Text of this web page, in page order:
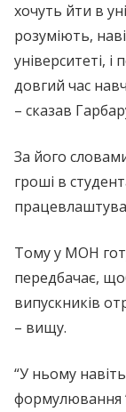
хочуть йти в
розуміють,
університеті,
довгий час
– сказав
За його
гроші в
Тому у МОН
передбачає,
випускників
– вищу.
“У ньому
формулювання